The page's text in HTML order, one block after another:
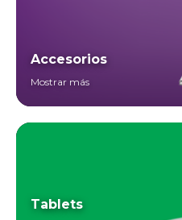
Accesorios
Mostrar más
Tablets